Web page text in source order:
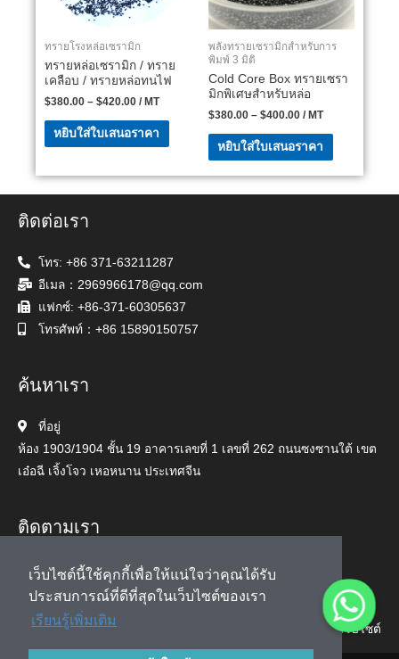
เว็บไซต์นี้ใช้คุกกี้เพื่อให้แน่ใจว่าคุณได้รับ
ประสบการณ์ที่ดีที่สุดในเว็บไซต์ของเรา
เรียนรู้เพิ่มเติม
ทรายโรงหล่อเซรามิก
ทรายหล่อเซรามิก / ทราย
เคลือบ / ทรายหล่อทนไฟ
$380.00 – $420.00 / MT
หยิบใส่ใบเสนอราคา
พลังทรายเซรามิกสำหรับการ
พิมพ์ 3 มิติ
Cold Core Box ทรายเซรา
มิกพิเศษสำหรับหล่อ
$380.00 – $400.00 / MT
หยิบใส่ใบเสนอราคา
ติดต่อเรา
โทร: +86 371-63211287
อีเมล：2969966178@qq.com
แฟกซ์: +86-371-60305637
โทรศัพท์：+86 15890150757
ค้นหาเรา
ที่อยู่
ห้อง 1903/1904 ชั้น 19 อาคารเลขที่ 1 เลขที่ 262 ถนนซงซานใต้ เขต
เอ๋อฉี เจิ้งโจว เหอหนาน ประเทศจีน
ติดตามเรา
แผนผังเว็บไซต์